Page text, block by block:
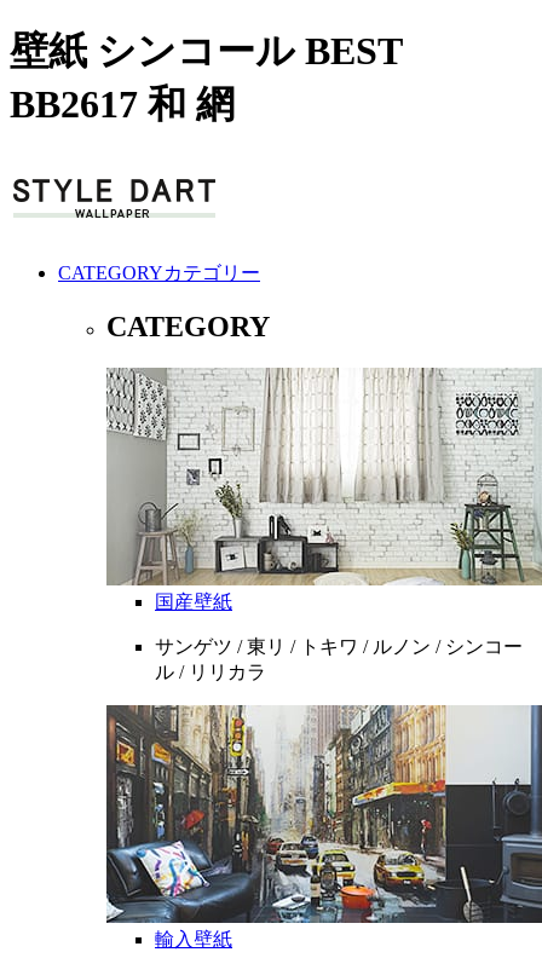
壁紙 シンコール BEST
BB2617 和 網
CATEGORYカテゴリー
CATEGORY
国産壁紙
サンゲツ / 東リ / トキワ / ルノン / シンコー
ル / リリカラ
輸入壁紙